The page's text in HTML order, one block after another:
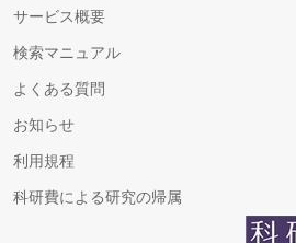
サービス概要
検索マニュアル
よくある質問
お知らせ
利用規程
科研費による研究の帰属